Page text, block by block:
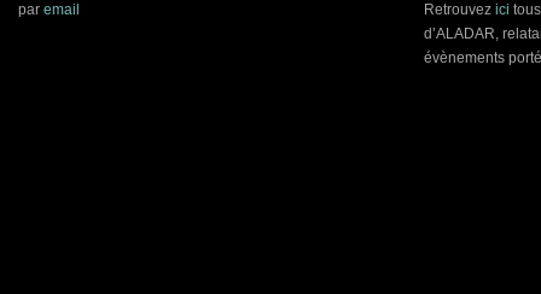
par email Retrouvez ici
d’ALADAR,
évènements